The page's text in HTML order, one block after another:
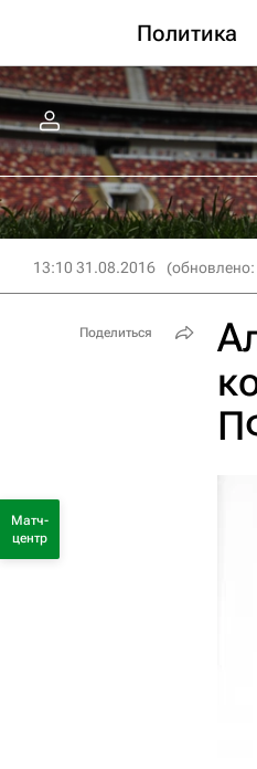
Политика
13:10 31.08.2016
Поделиться
Матч-
центр